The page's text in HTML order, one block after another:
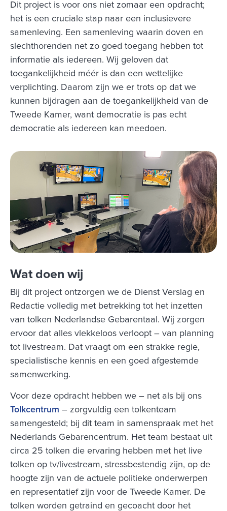
Dit project is voor ons niet zomaar een opdracht;
het is een cruciale stap naar een inclusievere
samenleving. Een samenleving waarin doven en
slechthorenden net zo goed toegang hebben tot
informatie als iedereen. Wij geloven dat
toegankelijkheid méér is dan een wettelijke
verplichting. Daarom zijn we er trots op dat we
kunnen bijdragen aan de toegankelijkheid van de
Tweede Kamer, want democratie is pas echt
democratie als iedereen kan meedoen.
Wat doen wij
Bij dit project ontzorgen we de Dienst Verslag en
Redactie volledig met betrekking tot het inzetten
van tolken Nederlandse Gebarentaal. Wij zorgen
ervoor dat alles vlekkeloos verloopt – van planning
tot livestream. Dat vraagt om een strakke regie,
specialistische kennis en een goed afgestemde
samenwerking.
Voor deze opdracht hebben we – net als bij ons
Tolkcentrum – zorgvuldig een tolkenteam
samengesteld; bij dit team in samenspraak met het
Nederlands Gebarencentrum. Het team bestaat uit
circa 25 tolken die ervaring hebben met het live
tolken op tv/livestream, stressbestendig zijn, op de
hoogte zijn van de actuele politieke onderwerpen
en representatief zijn voor de Tweede Kamer. De
tolken worden getraind en gecoacht door het